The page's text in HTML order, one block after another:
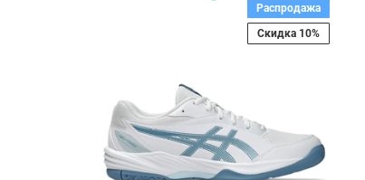
Распродажа
Скидка 10%